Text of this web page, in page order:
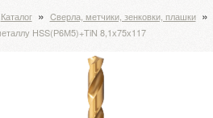
Каталог » Cверла, метчики, зенковки, плашки »
HSS(Р6М5)+TiN 8,1х75х117